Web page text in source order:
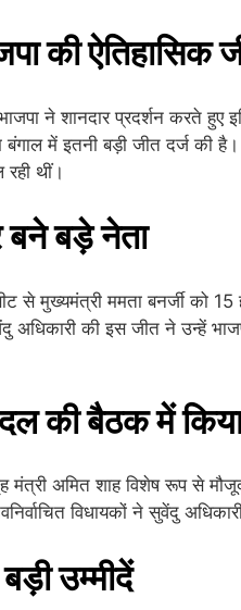
की ऐतिहासिक
ने शानदार प्रदर्शन करते
बंगाल में इतनी बड़ी जीत दर्ज
थीं।
बने बड़े नेता
से मुख्यमंत्री ममता बनर्जी को
अधिकारी की इस जीत ने उन्हें
की बैठक में
मंत्री अमित शाह विशेष रूप से
विधायकों ने सुवेंदु
उम्मीदें